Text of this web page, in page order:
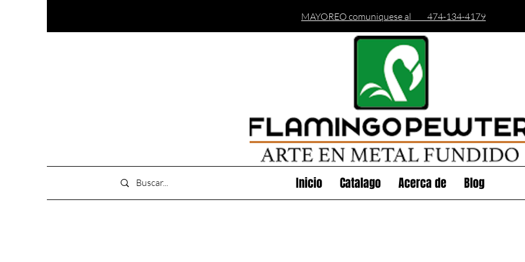
MAYOREO comuniquese al 474-134-4179
Inicio Catalago Acerca de Blog